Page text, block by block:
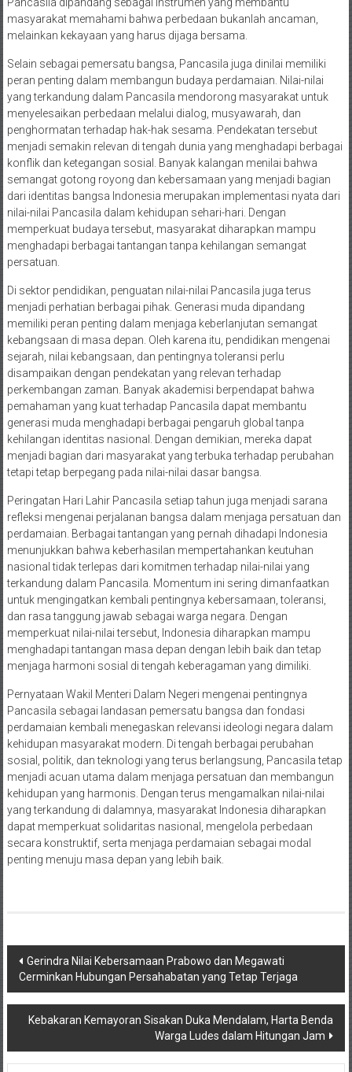
masyarakat memahami bahwa perbedaan bukanlah ancaman,
melainkan kekayaan yang harus dijaga bersama.
Selain sebagai pemersatu bangsa, Pancasila juga dinilai memiliki
peran penting dalam membangun budaya perdamaian. Nilai-nilai
yang terkandung dalam Pancasila mendorong masyarakat untuk
menyelesaikan perbedaan melalui dialog, musyawarah, dan
penghormatan terhadap hak-hak sesama. Pendekatan tersebut
menjadi semakin relevan di tengah dunia yang menghadapi berbagai
konflik dan ketegangan sosial. Banyak kalangan menilai bahwa
semangat gotong royong dan kebersamaan yang menjadi bagian
dari identitas bangsa Indonesia merupakan implementasi nyata dari
nilai-nilai Pancasila dalam kehidupan sehari-hari. Dengan
memperkuat budaya tersebut, masyarakat diharapkan mampu
menghadapi berbagai tantangan tanpa kehilangan semangat
persatuan.
Di sektor pendidikan, penguatan nilai-nilai Pancasila juga terus
menjadi perhatian berbagai pihak. Generasi muda dipandang
memiliki peran penting dalam menjaga keberlanjutan semangat
kebangsaan di masa depan. Oleh karena itu, pendidikan mengenai
sejarah, nilai kebangsaan, dan pentingnya toleransi perlu
disampaikan dengan pendekatan yang relevan terhadap
perkembangan zaman. Banyak akademisi berpendapat bahwa
pemahaman yang kuat terhadap Pancasila dapat membantu
generasi muda menghadapi berbagai pengaruh global tanpa
kehilangan identitas nasional. Dengan demikian, mereka dapat
menjadi bagian dari masyarakat yang terbuka terhadap perubahan
tetapi tetap berpegang pada nilai-nilai dasar bangsa.
Peringatan Hari Lahir Pancasila setiap tahun juga menjadi sarana
refleksi mengenai perjalanan bangsa dalam menjaga persatuan dan
perdamaian. Berbagai tantangan yang pernah dihadapi Indonesia
menunjukkan bahwa keberhasilan mempertahankan keutuhan
nasional tidak terlepas dari komitmen terhadap nilai-nilai yang
terkandung dalam Pancasila. Momentum ini sering dimanfaatkan
untuk mengingatkan kembali pentingnya kebersamaan, toleransi,
dan rasa tanggung jawab sebagai warga negara. Dengan
memperkuat nilai-nilai tersebut, Indonesia diharapkan mampu
menghadapi tantangan masa depan dengan lebih baik dan tetap
menjaga harmoni sosial di tengah keberagaman yang dimiliki.
Pernyataan Wakil Menteri Dalam Negeri mengenai pentingnya
Pancasila sebagai landasan pemersatu bangsa dan fondasi
perdamaian kembali menegaskan relevansi ideologi negara dalam
kehidupan masyarakat modern. Di tengah berbagai perubahan
sosial, politik, dan teknologi yang terus berlangsung, Pancasila tetap
menjadi acuan utama dalam menjaga persatuan dan membangun
kehidupan yang harmonis. Dengan terus mengamalkan nilai-nilai
yang terkandung di dalamnya, masyarakat Indonesia diharapkan
dapat memperkuat solidaritas nasional, mengelola perbedaan
secara konstruktif, serta menjaga perdamaian sebagai modal
penting menuju masa depan yang lebih baik.
Navigasi
pos
Gerindra Nilai Kebersamaan Prabowo dan Megawati
Cerminkan Hubungan Persahabatan yang Tetap Terjaga
Kebakaran Kemayoran Sisakan Duka Mendalam, Harta Benda
Warga Ludes dalam Hitungan Jam